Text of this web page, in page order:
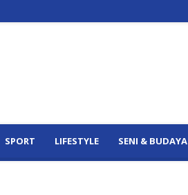
SPORT LIFESTYLE SENI & BUDAYA